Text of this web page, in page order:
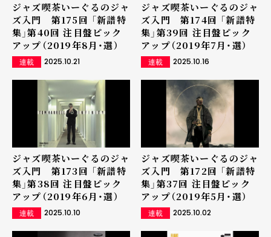
ジャズ喫茶いーぐるのジャ
ズ入門 第175回 「新譜特
集」第40回 注目盤ピック
アップ（2019年8月・選）
連載 2025.10.21
ジャズ喫茶いーぐるのジャ
ズ入門 第174回 「新譜特
集」第39回 注目盤ピック
アップ（2019年7月・選）
連載 2025.10.16
ジャズ喫茶いーぐるのジャ
ズ入門 第173回 「新譜特
集」第38回 注目盤ピック
アップ（2019年6月・選）
連載 2025.10.10
ジャズ喫茶いーぐるのジャ
ズ入門 第172回 「新譜特
集」第37回 注目盤ピック
アップ（2019年5月・選）
連載 2025.10.02